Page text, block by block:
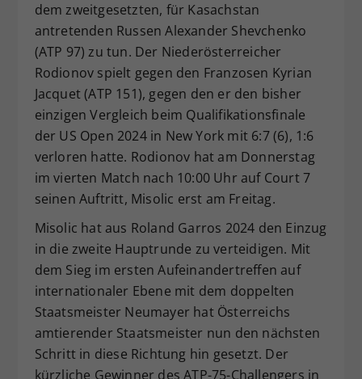
dem zweitgesetzten, für Kasachstan
antretenden Russen Alexander Shevchenko
(ATP 97) zu tun. Der Niederösterreicher
Rodionov spielt gegen den Franzosen Kyrian
Jacquet (ATP 151), gegen den er den bisher
einzigen Vergleich beim Qualifikationsfinale
der US Open 2024 in New York mit 6:7 (6), 1:6
verloren hatte. Rodionov hat am Donnerstag
im vierten Match nach 10:00 Uhr auf Court 7
seinen Auftritt, Misolic erst am Freitag.
Misolic hat aus Roland Garros 2024 den Einzug
in die zweite Hauptrunde zu verteidigen. Mit
dem Sieg im ersten Aufeinandertreffen auf
internationaler Ebene mit dem doppelten
Staatsmeister Neumayer hat Österreichs
amtierender Staatsmeister nun den nächsten
Schritt in diese Richtung hin gesetzt. Der
kürzliche Gewinner des ATP-75-Challengers in